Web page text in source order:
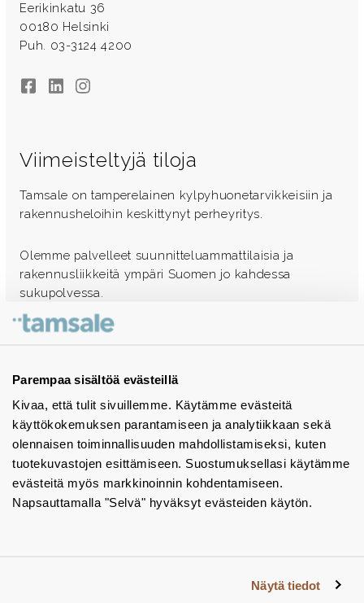
Parempaa sisältöä evästeillä
Kivaa, että tulit sivuillemme. Käytämme evästeitä
käyttökokemuksen parantamiseen ja analytiikkaan sekä
olennaisen toiminnallisuuden mahdollistamiseksi, kuten
tuotekuvastojen esittämiseen. Suostumuksellasi käytämme
evästeitä myös markkinoinnin kohdentamiseen.
Napsauttamalla "Selvä" hyväksyt evästeiden käytön.
Näytä tiedot
Eerikinkatu 36
00180 Helsinki
Puh. 03-3124 4200
FacebookLinkedInInstagram
Viimeisteltyjä tiloja
Tamsale on tamperelainen kylpyhuonetarvikkeisiin ja
rakennusheloihin keskittynyt perheyritys.
Olemme palvelleet suunnitteluammattilaisia ja
rakennusliikkeitä ympäri Suomen jo kahdessa
sukupolvessa.
Ota yhteyttä - autamme mielellämme
Tuotekuvastot
Instagram
BIM-objektit
Yhteystiedot
Tiedotteet